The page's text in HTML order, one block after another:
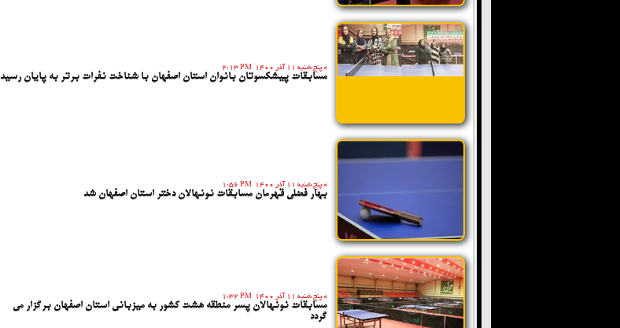
» پنج شنبه 11 آذر 1400 2:13 PM
مسابقات پیشکسوتان بانوان استان اصفهان با شناخت نفرات برتر به پایان رسید
» پنج شنبه 11 آذر 1400 1:56 PM
بهار فضلی قهرمان مسابقات نونهالان دختر استان اصفهان شد
» پنج شنبه 11 آذر 1400 1:32 PM
مسابقات نونهالان پسر منطقه هشت کشور به میزبانی استان اصفهان برگزار می
گردد